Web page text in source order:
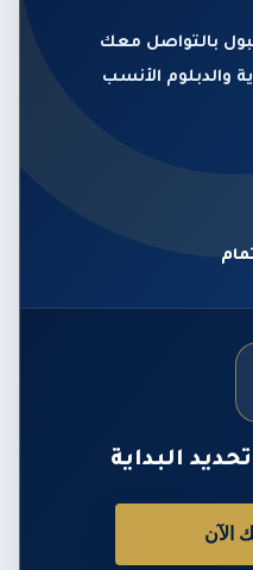
بالتواصل معك
والدبلوم الأنسب
البداية
الآن